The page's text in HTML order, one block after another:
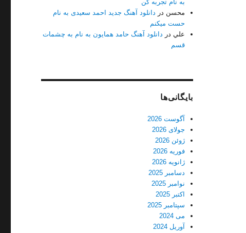
به نام تجربه کن
محسن در دانلود آهنگ جدید احمد سعیدی به نام
حست میکنم
علي در دانلود آهنگ حامد همایون به نام به چشمات
قسم
بایگانی‌ها
آگوست 2026
جولای 2026
ژوئن 2026
فوریه 2026
ژانویه 2026
دسامبر 2025
نوامبر 2025
اکتبر 2025
سپتامبر 2025
می 2024
آوریل 2024